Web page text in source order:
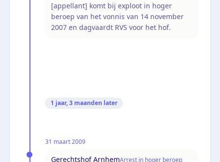
[appellant] komt bij exploot in hoger
beroep van het vonnis van 14 november
2007 en dagvaardt RVS voor het hof.
1 jaar, 3 maanden later
31 maart 2009
Gerechtshof ArnhemArrest in hoger beroep